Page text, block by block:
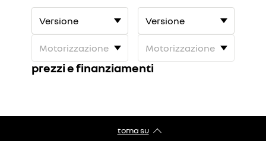
prezzi e finanziamenti
torna su